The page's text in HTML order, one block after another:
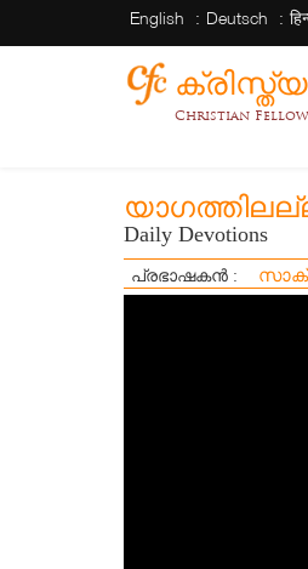
English Deutsch
Christian
Daily Devotions
പ്രഭാഷകൻ :